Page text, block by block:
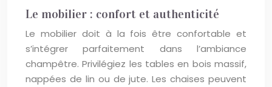
Le mobilier : confort et authenticité
Le mobilier doit à la fois être confortable et
s’intégrer parfaitement dans l’ambiance
champêtre. Privilégiez les tables en bois massif,
nappées de lin ou de jute. Les chaises peuvent